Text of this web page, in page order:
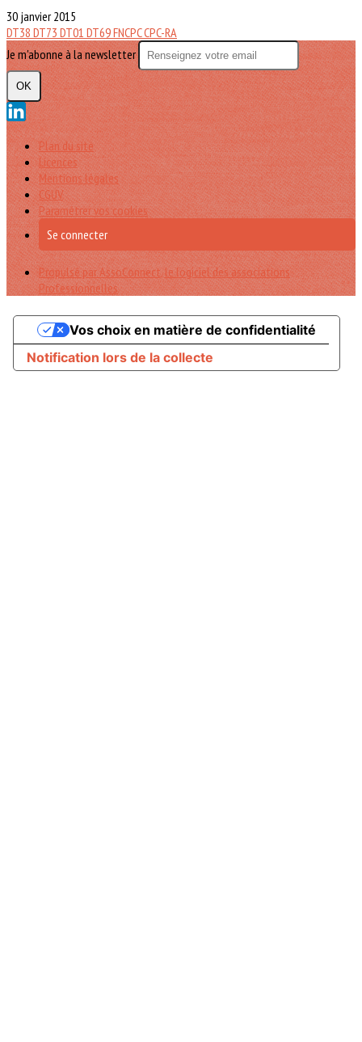
30 janvier 2015
DT38 DT73 DT01 DT69FNCPCCPC-RA
Je m'abonne à la newsletter
OK
Plan du site
Licences
Mentions légales
CGUV
Paramétrer vos cookies
Se connecter
Propulsé par AssoConnect, le logiciel des associations
Professionnelles
Notification lors de la collecte
Vos choix en matière de confidentialité